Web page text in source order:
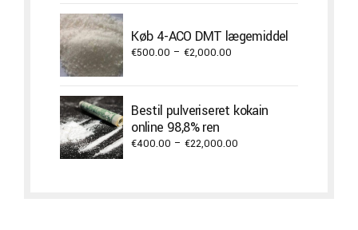
€2,000.00
Køb 4-ACO DMT lægemiddel
€500.00 – €2,000.00
through
€2,000.00
Bestil pulveriseret kokain
online 98,8% ren
€400.00 – €22,000.00